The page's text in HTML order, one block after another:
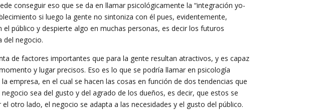
conseguir eso que se da en llamar psicológicamente la “integración yo-
si luego la gente no sintoniza con él pues, evidentemente,
público y despierte algo en muchas personas, es decir los futuros
del negocio.
de factores importantes que para la gente resultan atractivos, y es capaz
y lugar precisos. Eso es lo que se podría llamar en psicología
empresa, en el cual se hacen las cosas en función de dos tendencias que
sea del gusto y del agrado de los dueños, es decir, que estos se
otro lado, el negocio se adapta a las necesidades y el gusto del público.